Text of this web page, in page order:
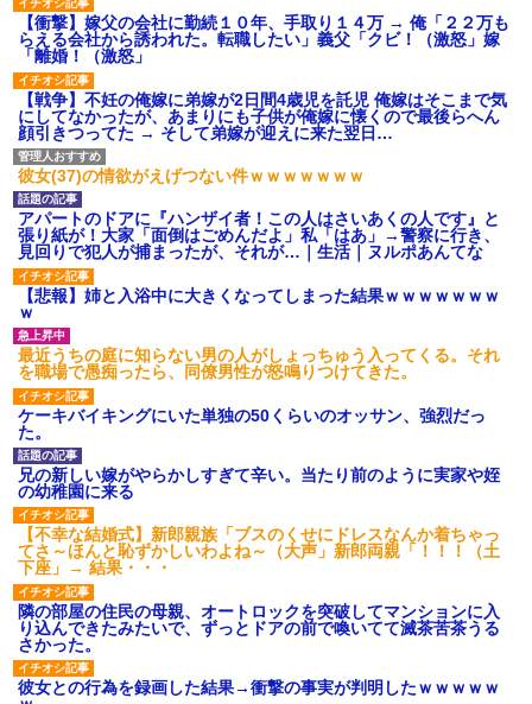
後続車にクラクションを鳴ら
され彼氏が逆切れ。「何クラク
ション鳴らしてんだ！降りてこ
いよ！」と怒鳴りだし...
【衝撃】報酬100万円超の治験
募集がこちらｗｗｗｗｗ(※画像
あり)
【ネット騒然】惨殺されたタ
ワマン頂き女子のこの動画、す
げえええええｗｗｗｗｗｗｗｗ
ｗｗｗ
【愕然】白のクラウン俺氏、
高速道路左車線を制限速度で走
った結果wwwwwwwwwwww
百年の恋12-899 食べた量を
張り合ってくる
【悲報】佐藤輝明・・・２軍
でも盛大にやらかす←あまり悲
しませないでくれ
【衝撃】嫁父の会社に勤続１０年、手取り１４万 → 俺「２２万も
らえる会社から誘われた。転職したい」義父「クビ！（激怒」嫁
「離婚！（激怒」
【戦争】不妊の俺嫁に弟嫁が2日間4歳児を託児 俺嫁はそこまで気
にしてなかったが、あまりにも子供が俺嫁に懐くので最後らへん
顔引きつってた → そして弟嫁が迎えに来た翌日…
彼女(37)の情欲がえげつない件ｗｗｗｗｗｗｗ
アパートのドアに『ハンザイ者！この人はさいあくの人です』と
張り紙が！大家「面倒はごめんだよ」私「はあ」→警察に行き、
見回りで犯人が捕まったが、それが…｜生活｜ヌルポあんてな
【悲報】姉と入浴中に大きくなってしまった結果ｗｗｗｗｗｗｗ
ｗ
最近うちの庭に知らない男の人がしょっちゅう入ってくる。それ
を職場で愚痴ったら、同僚男性が怒鳴りつけてきた。
ケーキバイキングにいた単独の50くらいのオッサン、強烈だっ
た。
兄の新しい嫁がやらかしすぎて辛い。当たり前のように実家や姪
の幼稚園に来る
【不幸な結婚式】新郎親族「ブスのくせにドレスなんか着ちゃっ
てさ～ほんと恥ずかしいわよね～（大声」新郎両親「！！！（土
下座」→ 結果・・・
隣の部屋の住民の母親、オートロックを突破してマンションに入
り込んできたみたいで、ずっとドアの前で喚いてて滅茶苦茶うる
さかった。
彼女との行為を録画した結果→衝撃の事実が判明したｗｗｗｗｗ